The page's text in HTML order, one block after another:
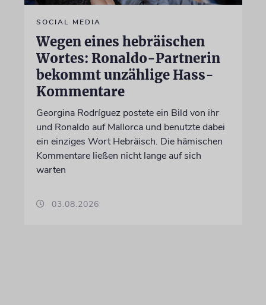
SOCIAL MEDIA
Wegen eines hebräischen
Wortes: Ronaldo-Partnerin
bekommt unzählige Hass-
Kommentare
Georgina Rodríguez postete ein Bild von ihr
und Ronaldo auf Mallorca und benutzte dabei
ein einziges Wort Hebräisch. Die hämischen
Kommentare ließen nicht lange auf sich
warten
03.08.2026